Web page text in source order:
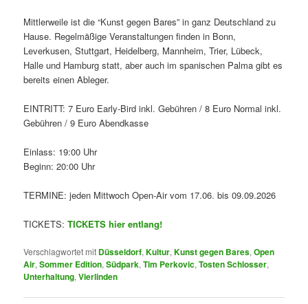
Mittlerweile ist die “Kunst gegen Bares” in ganz Deutschland zu
Hause. Regelmäßige Veranstaltungen finden in Bonn,
Leverkusen, Stuttgart, Heidelberg, Mannheim, Trier, Lübeck,
Halle und Hamburg statt, aber auch im spanischen Palma gibt es
bereits einen Ableger.
EINTRITT: 7 Euro Early-Bird inkl. Gebühren / 8 Euro Normal inkl.
Gebühren / 9 Euro Abendkasse
Einlass: 19:00 Uhr
Beginn: 20:00 Uhr
TERMINE: jeden Mittwoch Open-Air vom 17.06. bis 09.09.2026
TICKETS:TICKETS hier entlang!
Verschlagwortet mit Düsseldorf,Kultur,Kunst gegen Bares,Open
Air,Sommer Edition,Südpark,Tim Perkovic,Tosten Schlosser,
Unterhaltung,Vierlinden